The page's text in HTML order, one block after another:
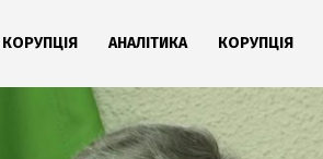
КОРУПЦІЯ АНАЛІТИКА КОРУПЦІЯ